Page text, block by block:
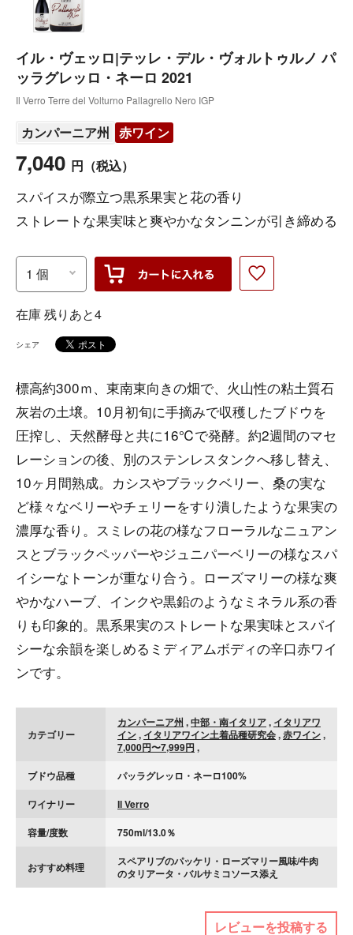
イル・ヴェッロ|テッレ・デル・ヴォルトゥルノ パ
ッラグレッロ・ネーロ 2021
Il Verro Terre del Volturno Pallagrello Nero IGP
カンパーニア州 赤ワイン
7,040 円 （税込）
スパイスが際立つ黒系果実と花の香り
ストレートな果実味と爽やかなタンニンが引き締める
在庫 残りあと4
シェア
標高約300ｍ、東南東向きの畑で、火山性の粘土質石
灰岩の土壌。10月初旬に手摘みで収穫したブドウを
圧搾し、天然酵母と共に16℃で発酵。約2週間のマセ
レーションの後、別のステンレスタンクへ移し替え、
10ヶ月間熟成。カシスやブラックベリー、桑の実な
ど様々なベリーやチェリーをすり潰したような果実の
濃厚な香り。スミレの花の様なフローラルなニュアン
スとブラックペッパーやジュニパーベリーの様なスパ
イシーなトーンが重なり合う。ローズマリーの様な爽
やかなハーブ、インクや黒鉛のようなミネラル系の香
りも印象的。黒系果実のストレートな果実味とスパイ
シーな余韻を楽しめるミディアムボディの辛口赤ワイ
ンです。
カテゴリー
カンパーニア州 ,中部・南イタリア, イタリアワ
イン, イタリアワイン土着品種研究会,赤ワイン,
7,000円〜7,999円 ,
ブドウ品種
パッラグレッロ・ネーロ100%
ワイナリー
Il Verro
容量/度数
750ml/13.0％
おすすめ料理
スペアリブのパッケリ・ローズマリー風味/牛肉
のタリアータ・バルサミコソース添え
レビューを投稿する